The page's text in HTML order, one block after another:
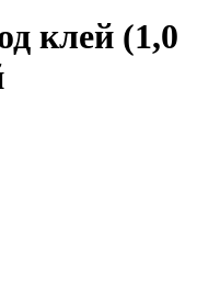
клей (1,0